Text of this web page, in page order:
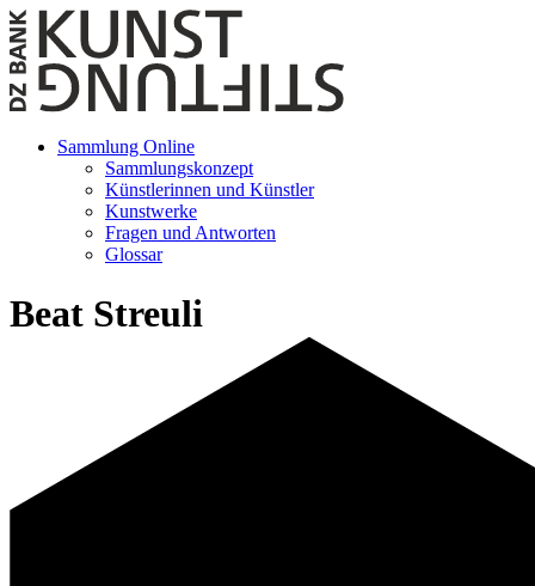
Sammlung Online
Sammlungskonzept
Künstlerinnen und Künstler
Kunstwerke
Fragen und Antworten
Glossar
Beat Streuli